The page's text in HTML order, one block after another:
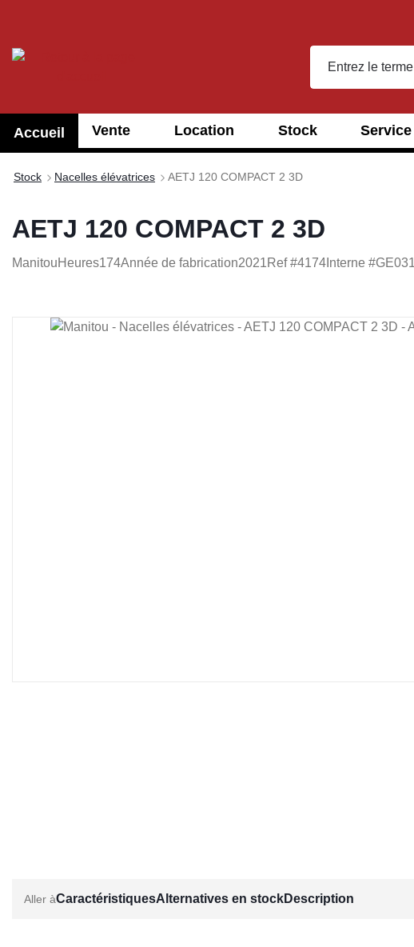
Accueil Vente Location Stock Service
Stock Nacelles élévatrices AETJ 120 COMPACT 2 3D
AETJ 120 COMPACT 2 3D
ManitouHeures174Année de fabrication2021Ref #4174 Interne #GE031
Ignorer la galerie d'images
CaractéristiquesAlternatives en stockDescription